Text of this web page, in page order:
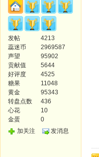
发帖
4213
蕊迷币
2969587
声望
95902
贡献值
5644
好评度
4525
糖果
11048
黄金
95343
转盘点数
436
心花
10
金蛋
0
加关注
发消息